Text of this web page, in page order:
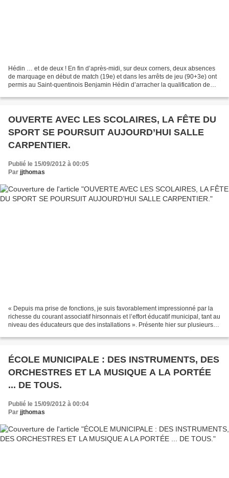
Hédin … et de deux ! En fin d’après-midi, sur deux corners, deux absences
de marquage en début de match (19e) et dans les arrêts de jeu (90+3e) ont
permis au Saint-quentinois Benjamin Hédin d’arracher la qualification de
OUVERTE AVEC LES SCOLAIRES, LA FÊTE DU
SPORT SE POURSUIT AUJOURD’HUI SALLE
CARPENTIER.
Publié le 15/09/2012 à 00:05
Par jjthomas
« Depuis ma prise de fonctions, je suis favorablement impressionné par la
richesse du courant associatif hirsonnais et l’effort éducatif municipal, tant au
niveau des éducateurs que des installations ». Présente hier sur plusieurs
ÉCOLE MUNICIPALE : DES INSTRUMENTS, DES
ORCHESTRES ET LA MUSIQUE A LA PORTÉE
... DE TOUS.
Publié le 15/09/2012 à 00:04
Par jjthomas